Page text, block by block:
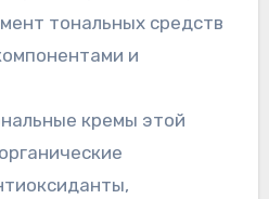
тональных средств
и
кремы этой